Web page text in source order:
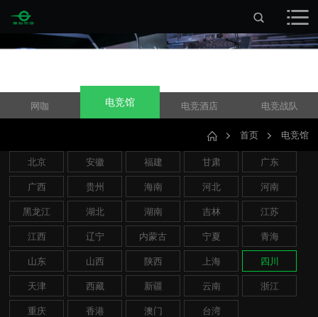
网咖 电竞馆 电竞酒店 电竞战队
首页 电竞馆
北京 安徽 福建 甘肃
广东
广西
贵州 海南 河北
河南
黑龙江
湖北 湖南 吉林
江苏
江西
辽宁 内蒙古 宁夏
青海
山东
山西 陕西 上海
四川
天津
西藏 新疆 云南
浙江
重庆
香港 澳门 台湾